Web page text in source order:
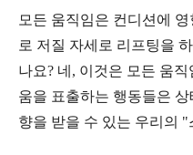
모든 움직임은 컨디션에
로 저질 자세로 리프팅을
나요? 네, 이것은 모든 움
움을 표출하는 행동들은
향을 받을 수 있는 우리의